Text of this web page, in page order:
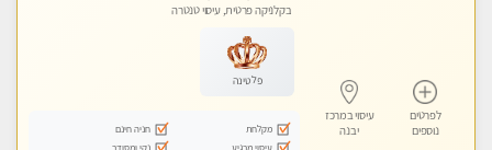
לפרטים
נוספים
עיסוי במרכז
יבנה
בקלניקה פרטית, עיסוי טנטרה
פלטינה
מקלחת
חניה חינם